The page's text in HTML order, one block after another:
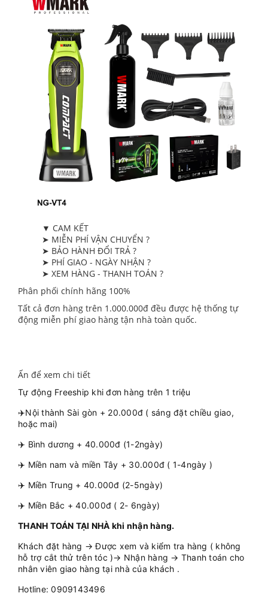
▼ CAM KẾT
➤ MIỄN PHÍ VẬN CHUYỂN ?
➤ BẢO HÀNH ĐỔI TRẢ ?
➤ PHÍ GIAO - NGÀY NHẬN ?
➤ XEM HÀNG - THANH TOÁN ?
Phân phối chính hãng 100%
Tất cả đơn hàng trên 1.000.000đ đều được hệ thống tự
động miễn phí giao hàng tận nhà toàn quốc.
Ấn để xem chi tiết
Tự động Freeship khi đơn hàng trên 1 triệu
✈️Nội thành Sài gòn + 20.000đ ( sáng đặt chiều giao,
hoặc mai)
✈️ Bình dương + 40.000đ (1-2ngày)
✈️ Miền nam và miền Tây + 30.000đ ( 1-4ngày )
✈️ Miền Trung + 40.000đ (2-5ngày)
✈️ Miền Bắc + 40.000đ ( 2- 6ngày)
THANH TOÁN TẠI NHÀ khi nhận hàng.
Khách đặt hàng → Được xem và kiểm tra hàng ( không
hỗ trợ cắt thử trên tóc )→ Nhận hàng → Thanh toán cho
nhân viên giao hàng tại nhà của khách .
Hotline: 0909143496